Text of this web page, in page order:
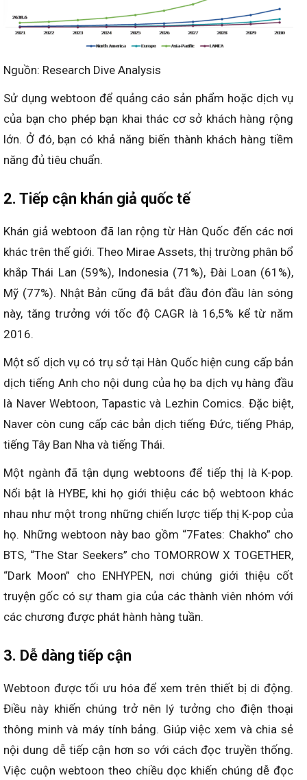
Nguồn: Research Dive Analysis
Sử dụng webtoon để quảng cáo sản phẩm hoặc dịch vụ
của bạn cho phép bạn khai thác cơ sở khách hàng rộng
lớn. Ở đó, bạn có khả năng biến thành khách hàng tiềm
năng đủ tiêu chuẩn.
2. Tiếp cận khán giả quốc tế
Khán giả webtoon đã lan rộng từ Hàn Quốc đến các nơi
khác trên thế giới. Theo Mirae Assets, thị trường phân bổ
khắp Thái Lan (59%), Indonesia (71%), Đài Loan (61%),
Mỹ (77%). Nhật Bản cũng đã bắt đầu đón đầu làn sóng
này, tăng trưởng với tốc độ CAGR là 16,5% kể từ năm
2016.
Một số dịch vụ có trụ sở tại Hàn Quốc hiện cung cấp bản
dịch tiếng Anh cho nội dung của họ ba dịch vụ hàng đầu
là Naver Webtoon, Tapastic và Lezhin Comics. Đặc biệt,
Naver còn cung cấp các bản dịch tiếng Đức, tiếng Pháp,
tiếng Tây Ban Nha và tiếng Thái.
Một ngành đã tận dụng webtoons để tiếp thị là K-pop.
Nổi bật là HYBE, khi họ giới thiệu các bộ webtoon khác
nhau như một trong những chiến lược tiếp thị K-pop của
họ. Những webtoon này bao gồm “7Fates: Chakho” cho
BTS, “The Star Seekers” cho TOMORROW X TOGETHER,
“Dark Moon” cho ENHYPEN, nơi chúng giới thiệu cốt
truyện gốc có sự tham gia của các thành viên nhóm với
các chương được phát hành hàng tuần.
3. Dễ dàng tiếp cận
Webtoon được tối ưu hóa để xem trên thiết bị di động.
Điều này khiến chúng trở nên lý tưởng cho điện thoại
thông minh và máy tính bảng. Giúp việc xem và chia sẻ
nội dung dễ tiếp cận hơn so với cách đọc truyền thống.
Việc cuộn webtoon theo chiều dọc khiến chúng dễ đọc